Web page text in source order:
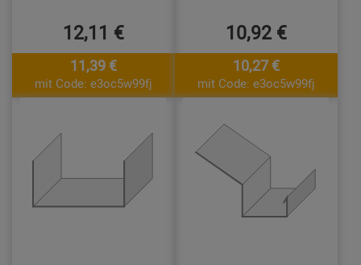
12,11 €
11,39 €
mit Code: e3oc5w99fj
10,92 €
10,27 €
mit Code: e3oc5w99fj